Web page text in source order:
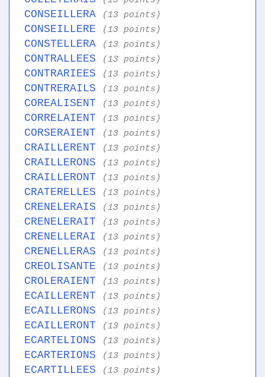
CONSEILLERA (13 points)
CONSEILLERE (13 points)
CONSTELLERA (13 points)
CONTRALLEES (13 points)
CONTRARIEES (13 points)
CONTRERAILS (13 points)
COREALISENT (13 points)
CORRELAIENT (13 points)
CORSERAIENT (13 points)
CRAILLERENT (13 points)
CRAILLERONS (13 points)
CRAILLERONT (13 points)
CRATERELLES (13 points)
CRENELERAIS (13 points)
CRENELERAIT (13 points)
CRENELLERAI (13 points)
CRENELLERAS (13 points)
CREOLISANTE (13 points)
CROLERAIENT (13 points)
ECAILLERENT (13 points)
ECAILLERONS (13 points)
ECAILLERONT (13 points)
ECARTELIONS (13 points)
ECARTERIONS (13 points)
ECARTILLEES (13 points)